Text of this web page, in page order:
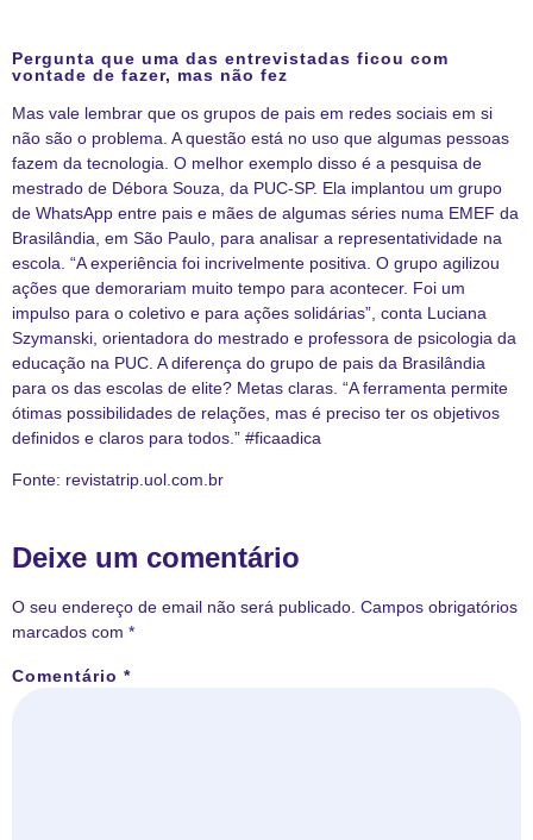
Pergunta que uma das entrevistadas ficou com
vontade de fazer, mas não fez
Mas vale lembrar que os grupos de pais em redes sociais em si
não são o problema. A questão está no uso que algumas pessoas
fazem da tecnologia. O melhor exemplo disso é a pesquisa de
mestrado de Débora Souza, da PUC-SP. Ela implantou um grupo
de WhatsApp entre pais e mães de algumas séries numa EMEF da
Brasilândia, em São Paulo, para analisar a representatividade na
escola. “A experiência foi incrivelmente positiva. O grupo agilizou
ações que demorariam muito tempo para acontecer. Foi um
impulso para o coletivo e para ações solidárias”, conta Luciana
Szymanski, orientadora do mestrado e professora de psicologia da
educação na PUC. A diferença do grupo de pais da Brasilândia
para os das escolas de elite? Metas claras. “A ferramenta permite
ótimas possibilidades de relações, mas é preciso ter os objetivos
definidos e claros para todos.” #ficaadica
Fonte: revistatrip.uol.com.br
Deixe um comentário
O seu endereço de email não será publicado. Campos obrigatórios
marcados com *
Comentário *